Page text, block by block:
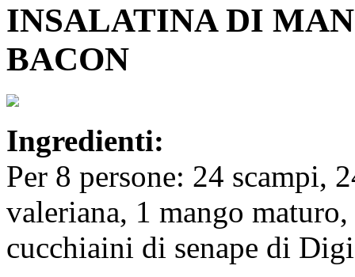
INSALATINA DI
BACON
Ingredienti:
Per 8 persone: 24 scampi,
valeriana, 1 mango
cucchiaini di senape di